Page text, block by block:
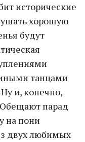
исторические
хорошую
будут
танцами
и, конечно,
парад
на пони
двух любимых